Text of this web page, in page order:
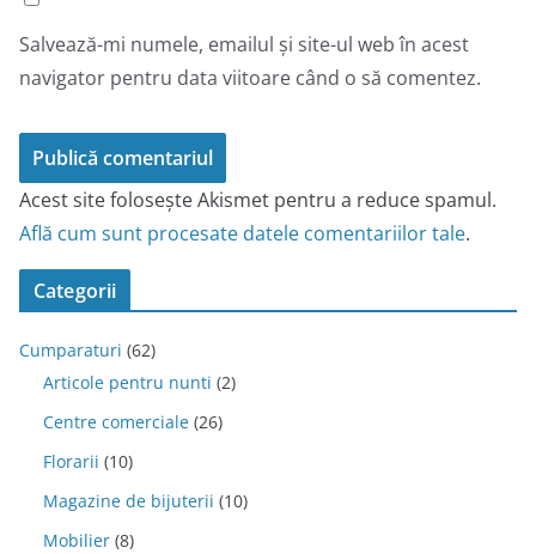
Salvează-mi numele, emailul și site-ul web în acest
navigator pentru data viitoare când o să comentez.
Acest site folosește Akismet pentru a reduce spamul.
Află cum sunt procesate datele comentariilor tale.
Categorii
Cumparaturi (62)
Articole pentru nunti (2)
Centre comerciale (26)
Florarii (10)
Magazine de bijuterii (10)
Mobilier (8)